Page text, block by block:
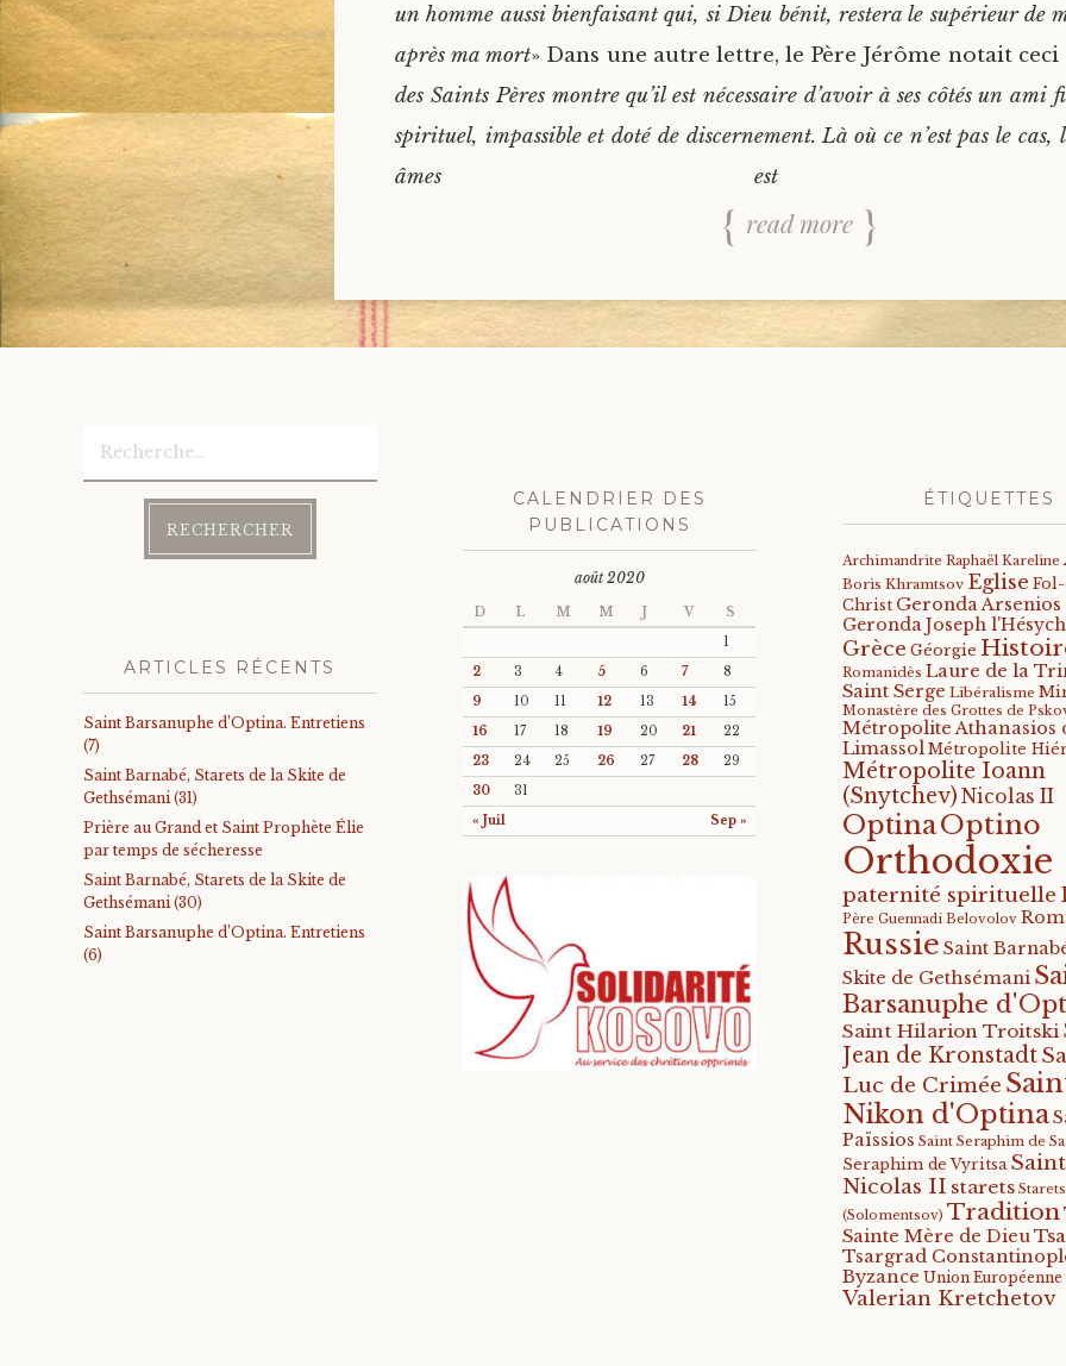
un homme aussi bienfaisant qui, si Dieu bénit, restera le supérieur de
après ma mort» Dans une autre lettre, le Père Jérôme notait ceci
des Saints Pères montre qu’il est nécessaire d’avoir à ses côtés un ami
spirituel, impassible et doté de discernement. Là où ce n’est pas le cas,
âmes est
read more
Rechercher :
ARTICLES RÉCENTS
Saint Barsanuphe d’Optina. Entretiens
(7)
Saint Barnabé, Starets de la Skite de
Gethsémani (31)
Prière au Grand et Saint Prophète Élie
par temps de sécheresse
Saint Barnabé, Starets de la Skite de
Gethsémani (30)
Saint Barsanuphe d’Optina. Entretiens
(6)
CALENDRIER DES
PUBLICATIONS
août 2020
D L M M J V S
« Juil Sep »
1
2
3 4 5 6 7
8
9
10 11 12 13 14
15
16
17 18 19 20 21
22
23
24 25 26 27 28
29
30
31
ÉTIQUETTES
Archimandrite Raphaël Kareline
Boris Khramtsov Eglise
Christ Geronda Arsenios
Geronda Joseph
Grèce Géorgie
Romanidès Laure de la
Saint Serge Libéralisme
Monastère des Grottes de
Métropolite Athanasios
Limassol Métropolite
Métropolite Ioann
(Snytchev) Nicolas II
OptinaOptino
Orthodoxie
paternité spirituelle
Père Guennadi Belovolov
Russie Saint
Skite de Gethsémani
Barsanuphe
Saint Hilarion Troitski
Jean de Kronstadt
Luc de Crimée
Nikon d'Optina
Païssios Saint Seraphim de
Seraphim de Vyritsa
Nicolas II starets
(Solomentsov) Tradition
Sainte Mère de Dieu
Tsargrad
Byzance Union Européenne
Valerian Kretchetov